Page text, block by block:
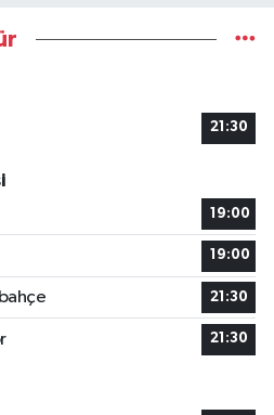
21:30
19:00
19:00
21:30
21:30